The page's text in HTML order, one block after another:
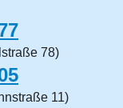
78)
11)